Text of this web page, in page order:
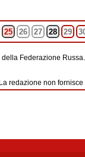
25 26 27 28 29
Federazione
redazione non fornisce